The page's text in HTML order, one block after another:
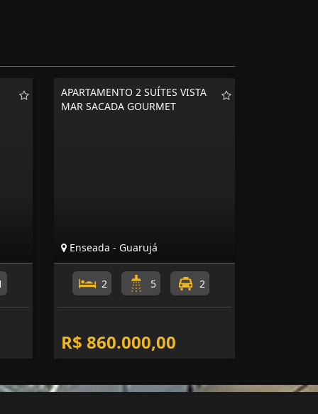
APARTAMENTO 2 SUÍTES VISTA
MAR SACADA GOURMET
Enseada - Guarujá
2 5 2
R$ 860.000,00